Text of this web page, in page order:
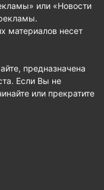
или «Новости
материалов несет
предназначена
Если Вы не
или прекратите